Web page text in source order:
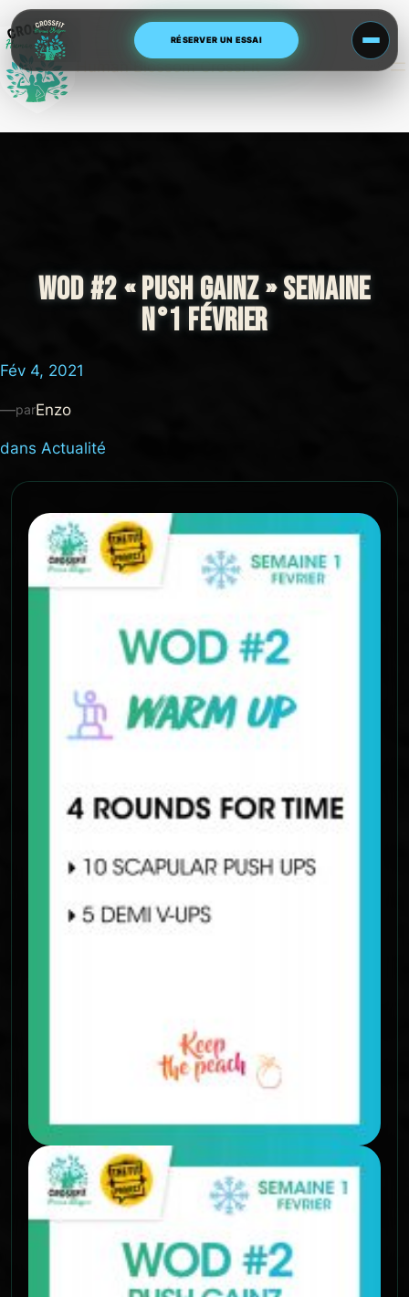
RÉSERVER UN ESSAI
Aller
au
contenu
Human Blossom CrossFit
WOD #2 « PUSH GAINZ » SEMAINE
N°1 FÉVRIER
Fév 4, 2021
—parEnzo
dans Actualité